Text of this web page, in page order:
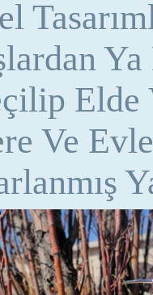
Elde
Ve